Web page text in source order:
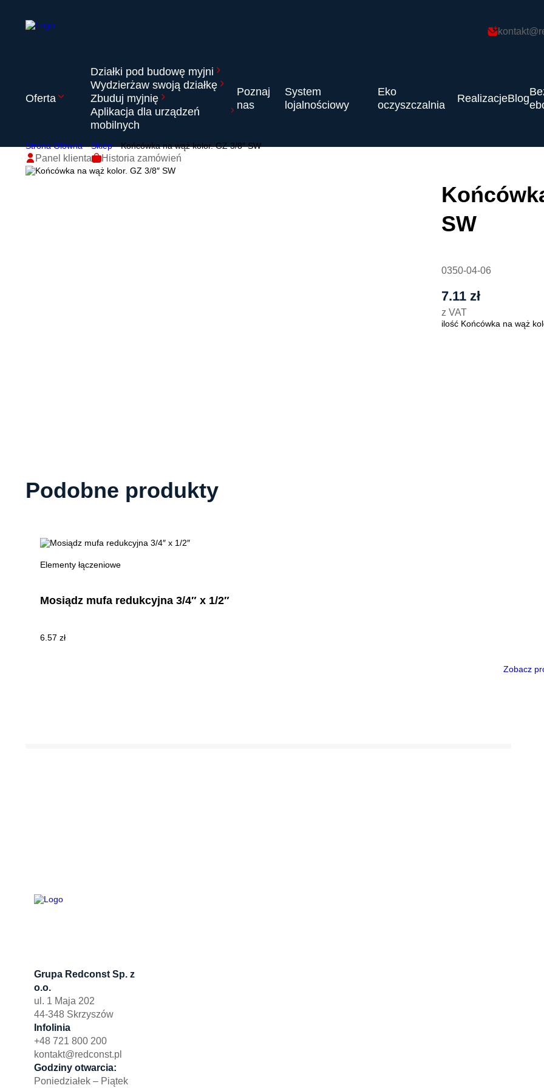
Oferta
Działki pod budowę myjni
Wydzierżaw swoją działkę
Zbuduj myjnię
Aplikacja dla urządzeń
mobilnych
Poznaj
nas
System
lojalnościowy
Eko
oczyszczalnia
RealizacjeBlog
Panel klienta Historia zamówień
Strona Główna Sklep Końcówka na wąż kolor. GZ 3/8″ SW
SW
0350-04-06
7.11 zł
z VAT
ilość Końcówka na wąż
Podobne produkty
Elementy łączeniowe
Mosiądz mufa redukcyjna 3/4″ x 1/2″
6.57 zł
Zobacz
Grupa Redconst Sp. z
o.o.
ul. 1 Maja 202
44-348 Skrzyszów
Infolinia
+48 721 800 200
kontakt@redconst.pl
Godziny otwarcia:
Poniedziałek – Piątek